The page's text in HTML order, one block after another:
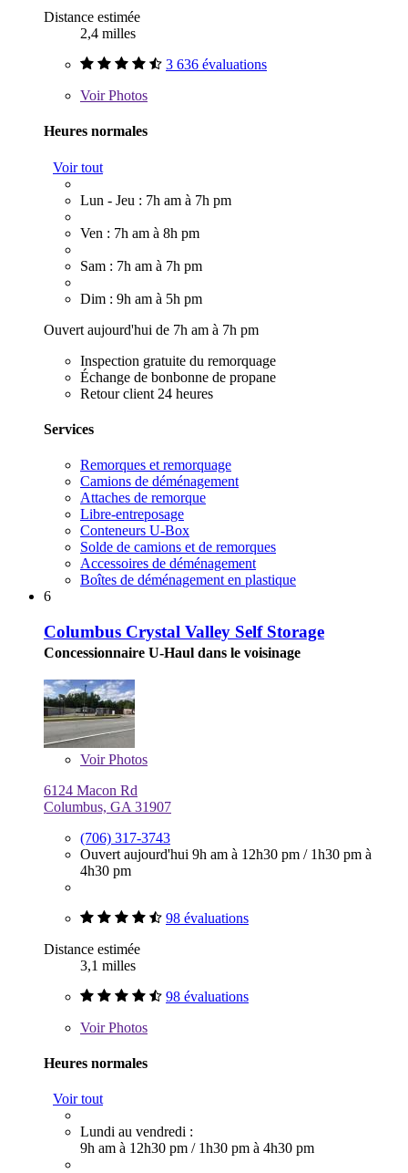
Distance estimée
2,4 milles
3 636 évaluations
VoirPhotos
Heures normales
Voir tout
Lun - Jeu : 7h am à 7h pm
Ven : 7h am à 8h pm
Sam : 7h am à 7h pm
Dim : 9h am à 5h pm
Ouvert aujourd'hui de 7h am à 7h pm
Inspection gratuite du remorquage
Échange de bonbonne de propane
Retour client 24 heures
Services
Remorques et remorquage
Camions de déménagement
Attaches de remorque
Libre-entreposage
Conteneurs U-Box
Solde de camions et de remorques
Accessoires de déménagement
Boîtes de déménagement en plastique
6
Columbus Crystal Valley Self Storage
Concessionnaire U-Haul dans le voisinage
VoirPhotos
6124 Macon Rd
Columbus, GA 31907
(706) 317-3743
Ouvert aujourd'hui 9h am à 12h30 pm / 1h30 pm à
4h30 pm
98 évaluations
Distance estimée
3,1 milles
98 évaluations
VoirPhotos
Heures normales
Voir tout
Lundi au vendredi :
9h am à 12h30 pm / 1h30 pm à 4h30 pm